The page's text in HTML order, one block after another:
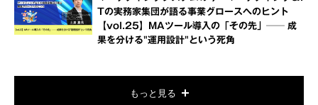
Tの実務家集団が語る事業グロースへのヒント
【vol.25】MAツール導入の「その先」── 成
果を分ける"運用設計"という死角
もっと見る